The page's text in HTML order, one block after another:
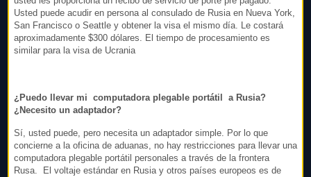
Usted puede acudir en persona al consulado de Rusia en Nueva York,
San Francisco o Seattle y obtener la visa el mismo día. Le costará
aproximadamente $300 dólares. El tiempo de procesamiento es
similar para la visa de Ucrania
¿Puedo llevar mi computadora plegable portátil a Rusia?
¿Necesito un adaptador?
Sí, usted puede, pero necesita un adaptador simple. Por lo que
concierne a la oficina de aduanas, no hay restricciones para llevar una
computadora plegable portátil personales a través de la frontera
Rusa. El voltaje estándar en Rusia y otros países europeos es de